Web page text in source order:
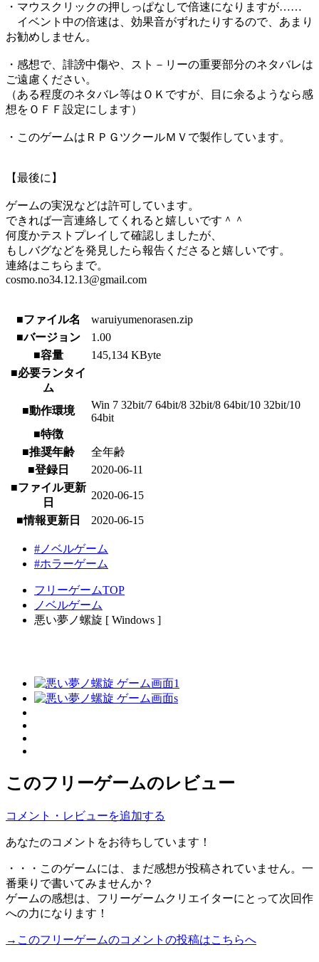
・マウスクリックの押しっぱなしで倍速になりますが……
イベント中の倍速は、効果音がずれたりするので、あまり
お勧めしません。
・感想で、誹謗中傷や、スト－リーの重要部分のネタバレは
ご遠慮ください。
（ある程度のネタバレ等はＯＫですが、目に余るようなら感
想をＯＦＦ設定にします）
・このゲームはＲＰＧツクールＭＶで製作しています。
【最後に】
ゲームの実況などは許可しています。
できれば一言連絡してくれると嬉しいです＾＾
何度かテストプレイして確認しましたが、
もしバグなどを発見したら報告くださると嬉しいです。
連絡はこちらまで。
cosmo.no34.12.13@gmail.com
■ファイル名
waruiyumenorasen.zip
■バージョン
1.00
■容量
145,134 KByte
■必要ランタイ
ム
■動作環境
Win 7 32bit/7 64bit/8 32bit/8 64bit/10 32bit/10
64bit
■特徴
■推奨年齢
全年齢
■登録日
2020-06-11
■ファイル更新
日
2020-06-15
■情報更新日 2020-06-15
#ノベルゲーム
#ホラーゲーム
フリーゲームTOP
ノベルゲーム
悪い夢ノ螺旋 [ Windows ]
このフリーゲームのレビュー
コメント・レビューを追加する
あなたのコメントをお待ちしています！
・・・このゲームには、まだ感想が投稿されていません。一
番乗りで書いてみませんか？
ゲームの感想は、フリーゲームクリエイターにとって次回作
への力になります！
→このフリーゲームのコメントの投稿はこちらへ